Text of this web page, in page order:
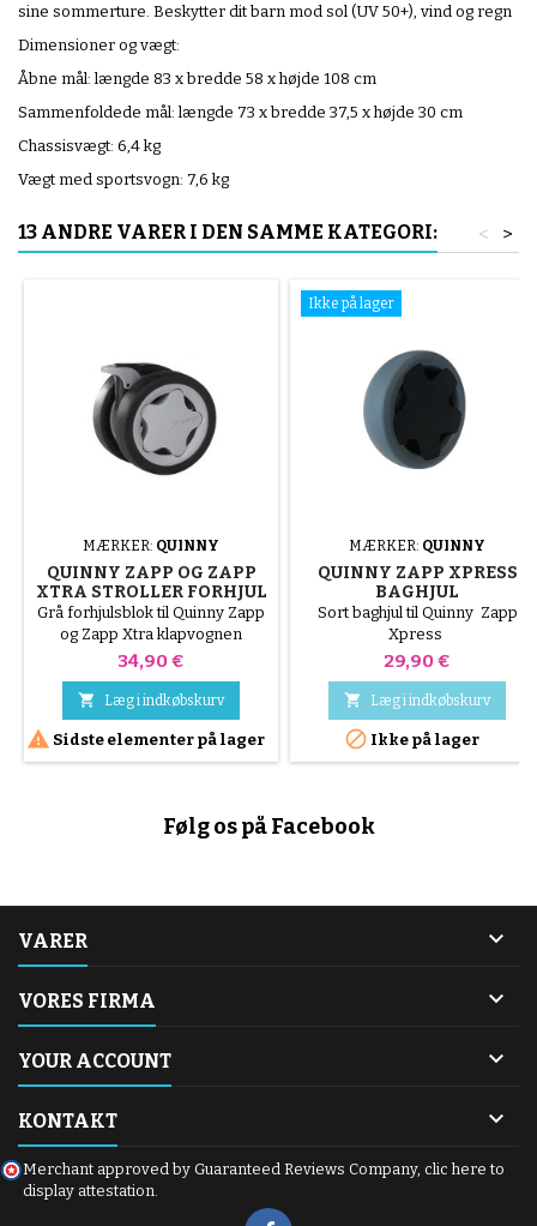
sine sommerture. Beskytter dit barn mod sol (UV 50+), vind og regn
Dimensioner og vægt:
Åbne mål: længde 83 x bredde 58 x højde 108 cm
Sammenfoldede mål: længde 73 x bredde 37,5 x højde 30 cm
Chassisvægt: 6,4 kg
Vægt med sportsvogn: 7,6 kg
13 ANDRE VARER I DEN SAMME KATEGORI: >
<
MÆRKER: QUINNY
QUINNY ZAPP OG ZAPP
XTRA STROLLER FORHJUL
Grå forhjulsblok til Quinny Zapp
og Zapp Xtra klapvognen
Pris
34,90 €
 Læg i indkøbskurv
 Sidste elementer på lager
Ikke på lager
MÆRKER: QUINNY
QUINNY ZAPP XPRESS
BAGHJUL
Sort baghjul til Quinny Zapp
Xpress
Pris
29,90 €
 Læg i indkøbskurv
 Ikke på lager
Følg os på Facebook
VARER 
VORES FIRMA 
YOUR ACCOUNT 
KONTAKT 
Merchant approved by Guaranteed Reviews Company, clic here to
display attestation